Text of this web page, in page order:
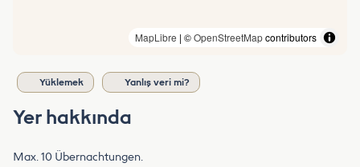
MapLibre | ©OpenStreetMapcontributors
Yüklemek Yanlış veri mi?
Yer hakkında
Max. 10 Übernachtungen.